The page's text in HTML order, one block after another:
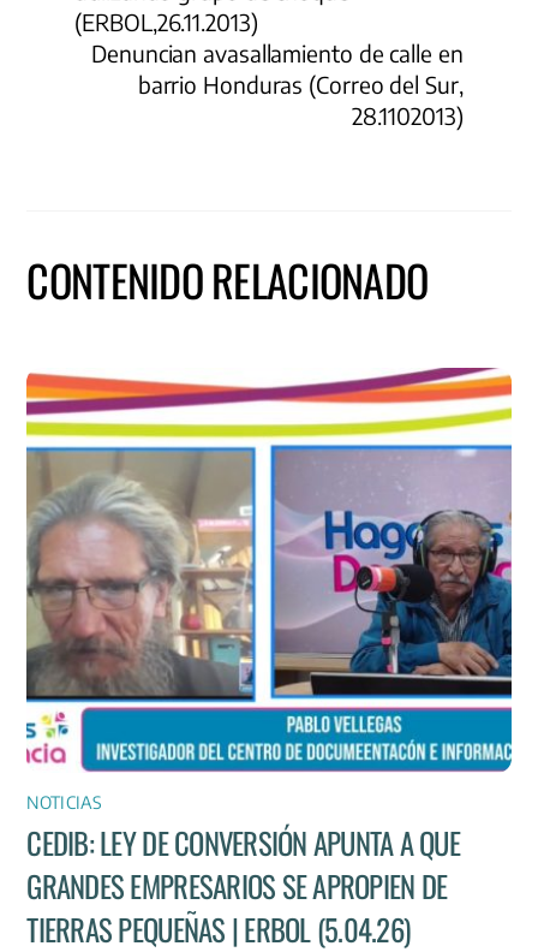
(ERBOL,26.11.2013)
Denuncian avasallamiento de calle en
barrio Honduras (Correo del Sur,
28.1102013)
CONTENIDO RELACIONADO
NOTICIAS
CEDIB: LEY DE CONVERSIÓN APUNTA A QUE
GRANDES EMPRESARIOS SE APROPIEN DE
TIERRAS PEQUEÑAS | ERBOL (5.04.26)